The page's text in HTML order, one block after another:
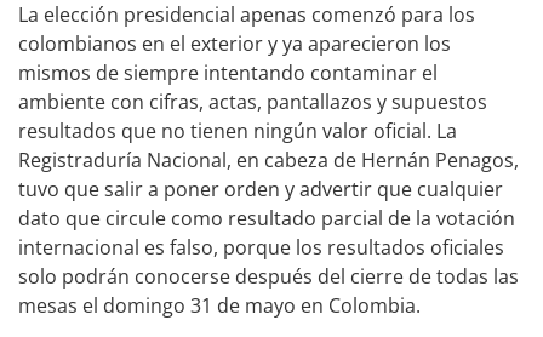
La elección presidencial apenas comenzó para los
colombianos en el exterior y ya aparecieron los
mismos de siempre intentando contaminar el
ambiente con cifras, actas, pantallazos y supuestos
resultados que no tienen ningún valor oficial. La
Registraduría Nacional, en cabeza de Hernán Penagos,
tuvo que salir a poner orden y advertir que cualquier
dato que circule como resultado parcial de la votación
internacional es falso, porque los resultados oficiales
solo podrán conocerse después del cierre de todas las
mesas el domingo 31 de mayo en Colombia.